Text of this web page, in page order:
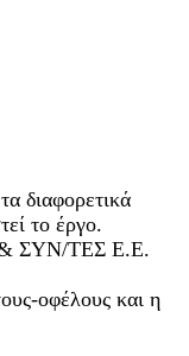
διαφορετικά
το έργο.
& ΣΥΝ/ΤΕΣ Ε.Ε.
οφέλους και η